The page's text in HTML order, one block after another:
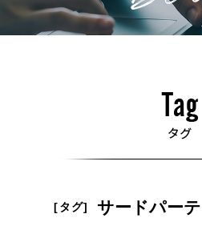
[タグ] サードパー